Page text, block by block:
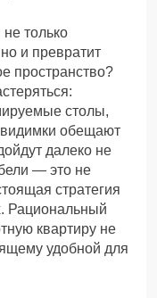
только
и превратит
пространство?
столы,
обещают
далеко не
— это не
стратегия
Рациональный
квартиру не
удобной для